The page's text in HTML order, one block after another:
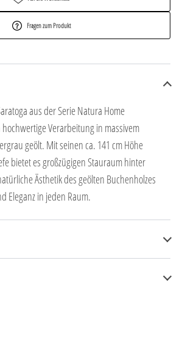
Fragen zum Produkt
aus der Serie Natura Home
Verarbeitung in massivem
geölt. Mit seinen ca. 141 cm Höhe
bietet es großzügigen Stauraum hinter
Ästhetik des geölten Buchenholzes
Eleganz in jeden Raum.